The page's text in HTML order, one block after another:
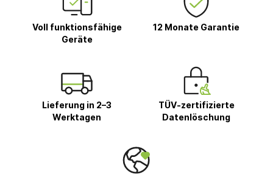
Voll funktionsfähige
Geräte
12 Monate Garantie
Lieferung in 2–3
Werktagen
TÜV-zertifizierte
Datenlöschung